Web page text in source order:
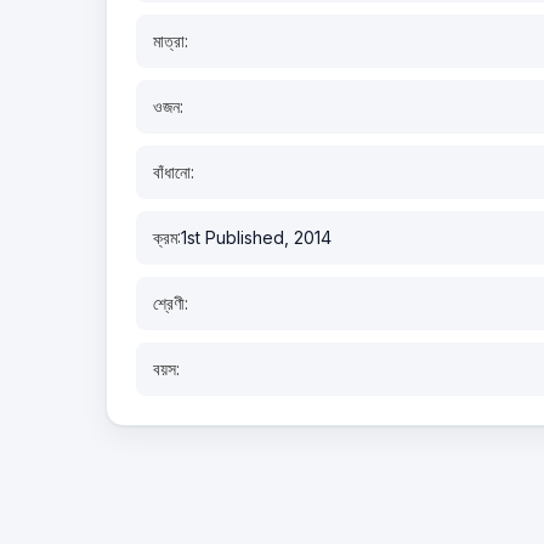
মাত্রা:
ওজন:
বাঁধানো:
ক্রম:1st Published, 2014
শ্রেণী:
বয়স: